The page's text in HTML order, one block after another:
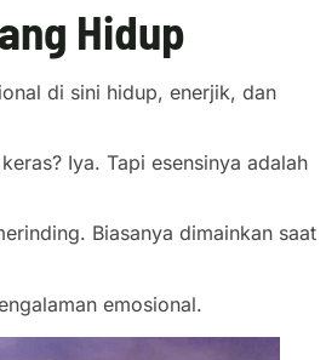
Hidup
di sini hidup, enerjik, dan
Iya. Tapi esensinya adalah
Biasanya dimainkan saat
emosional.